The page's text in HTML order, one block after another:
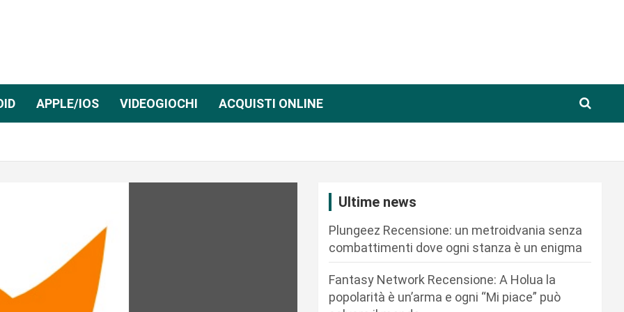
APPLE/IOS VIDEOGIOCHI ACQUISTI ONLINE
Ultime news
Plungeez Recensione: un metroidvania senza
combattimenti dove ogni stanza è un enigma
Fantasy Network Recensione: A Holua la
popolarità è un’arma e ogni “Mi piace” può